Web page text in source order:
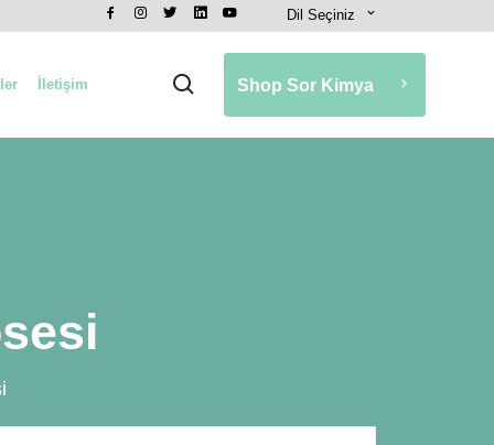
Dil Seçiniz
İletişim Shop Sor Kimya